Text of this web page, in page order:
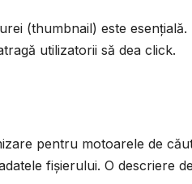
(thumbnail) este
utilizatorii să dea click.
pentru motoarele de
fișierului. O descriere